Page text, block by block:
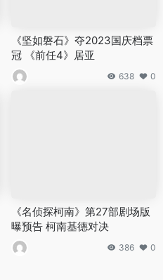
《坚如磐石》夺2023国庆档票
冠 《前任4》居亚
638 0
《名侦探柯南》第27部剧场版
曝预告 柯南基德对决
386 0